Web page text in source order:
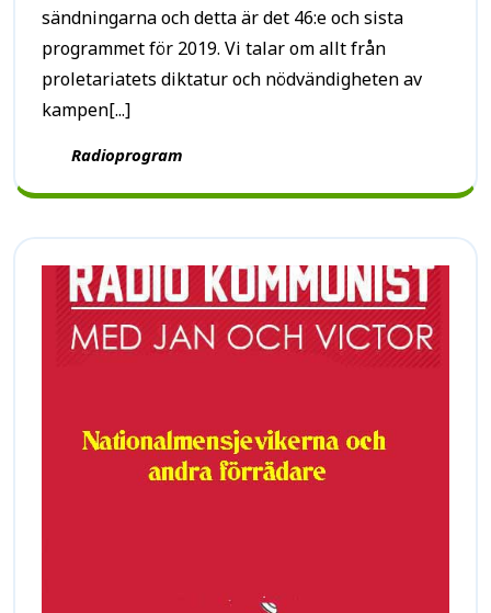
sändningarna och detta är det 46:e och sista
programmet för 2019. Vi talar om allt från
proletariatets diktatur och nödvändigheten av
kampen[...]
Radioprogram